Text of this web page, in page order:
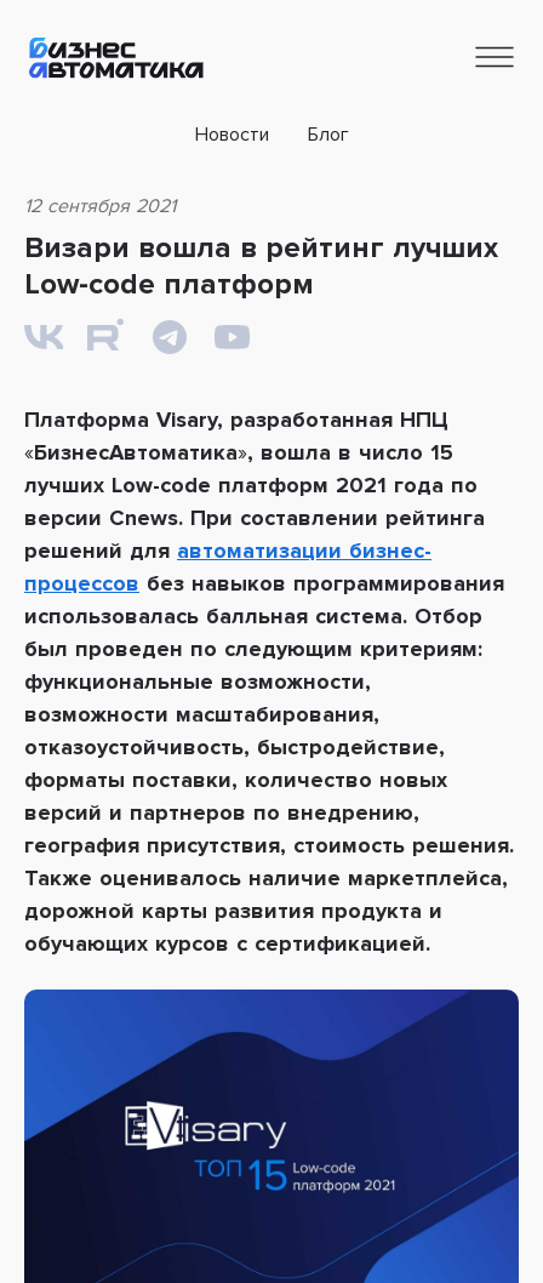
Новости Блог
12 сентября 2021
Визари вошла в рейтинг лучших
Low-code платформ
Платформа Visary, разработанная НПЦ
«БизнесАвтоматика», вошла в число 15
лучших Low-code платформ 2021 года по
версии Cnews. При составлении рейтинга
решений для автоматизации бизнес-
процессов без навыков программирования
использовалась балльная система. Отбор
был проведен по следующим критериям:
функциональные возможности,
возможности масштабирования,
отказоустойчивость, быстродействие,
форматы поставки, количество новых
версий и партнеров по внедрению,
география присутствия, стоимость решения.
Также оценивалось наличие маркетплейса,
дорожной карты развития продукта и
обучающих курсов с сертификацией.